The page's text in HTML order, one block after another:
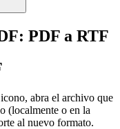
PDF a RTF
abra el archivo que
(localmente o en la
al nuevo formato.